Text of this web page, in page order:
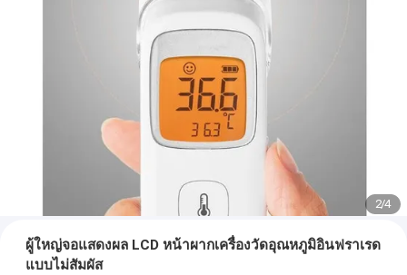
2/4
ผู้ใหญ่จอแสดงผล LCD หน้าผากเครื่องวัดอุณหภูมิอินฟราเรด
แบบไม่สัมผัส